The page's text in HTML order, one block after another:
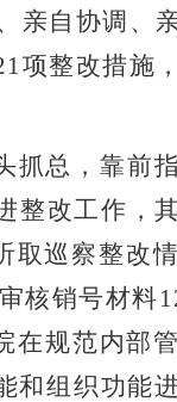
亲自协调、
项整改措施
抓总，靠前
整改工作，
取巡察整改
核销号材料
在规范内部
和组织功能